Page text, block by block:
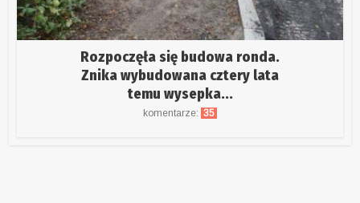
Rozpoczęła się budowa ronda.
Znika wybudowana cztery lata
temu wysepka...
komentarze: 35